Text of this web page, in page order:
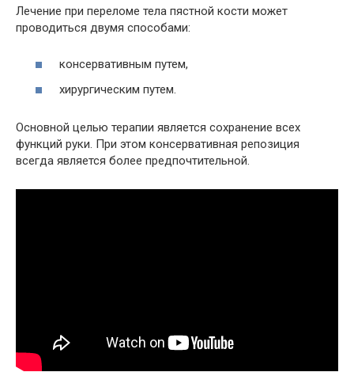
Лечение при переломе тела пястной кости может
проводиться двумя способами:
консервативным путем,
хирургическим путем.
Основной целью терапии является сохранение всех
функций руки. При этом консервативная репозиция
всегда является более предпочтительной.